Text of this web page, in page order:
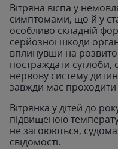
Вітряна віспа у
симптомами, що й у
особливо складній
серйозної шкоди
вплинувши на
постраждати суглоби,
нервову систему
завжди має проходити
Вітрянка у дітей до
підвищеною
не загоюються,
свідомості.